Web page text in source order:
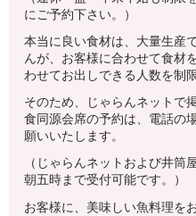
にご予約下さい。）
本当に良い食材は、大量生産
んが、お客様に合わせて食材
わせてお出しできる人数を制
そのため、じゃらんネットで
食同源会席の予約は、電話の
願いいたします。
（じゃらんネットおよび井筒
朝五時まで受付可能です。）
お客様に、美味しい魚料理を